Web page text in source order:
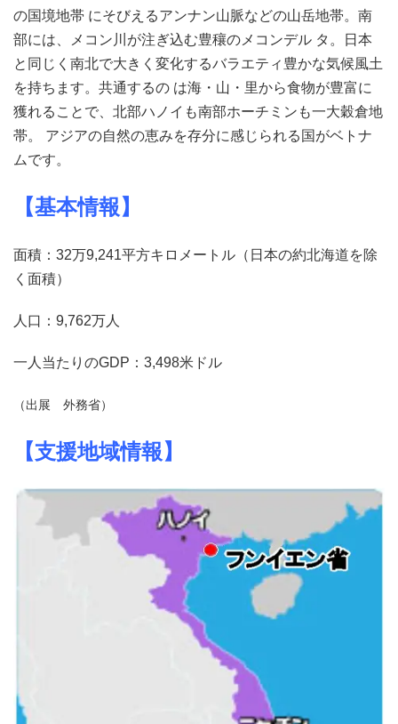
の国境地帯 にそびえるアンナン山脈などの山岳地帯。南
部には、メコン川が注ぎ込む豊穰のメコンデル タ。日本
と同じく南北で大きく変化するバラエティ豊かな気候風土
を持ちます。共通するの は海・山・里から食物が豊富に
獲れることで、北部ハノイも南部ホーチミンも一大穀倉地
帯。 アジアの自然の恵みを存分に感じられる国がベトナ
ムです。
【基本情報】
面積：32万9,241平方キロメートル（日本の約北海道を除
く面積）
人口：9,762万人
一人当たりのGDP：3,498米ドル
（出展 外務省）
【支援地域情報】